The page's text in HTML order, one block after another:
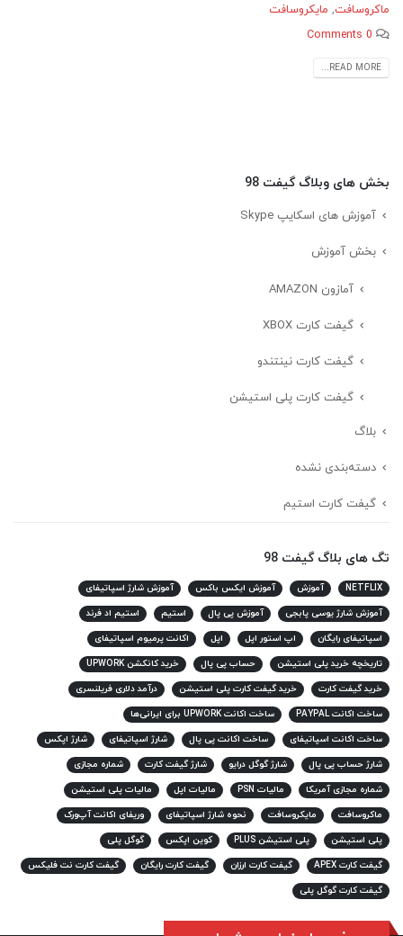
ماکروسافت, مایکروسافت
0 Comments
READ MORE...
بخش های وبلاگ گیفت 98
آموزش های اسکایپ Skype
بخش آموزش
آمازون AMAZON
گیفت کارت XBOX
گیفت کارت نینتندو
گیفت کارت پلی استیشن
بلاگ
دسته‌بندی نشده
گیفت کارت استیم
تگ های بلاگ گیفت 98
NETFLIX آموزش آموزش ایکس باکس
آموزش شارژ اسپاتیفای
آموزش شارژ یوسی پابجی
آموزش پی پال استیم
استیم اد فرند
اسپاتیفای رایگان
اپ استور اپل اپل
اکانت پرمیوم اسپاتیفای
تاریخچه خرید پلی استیشن
حساب پی پال
خرید کانکشن UPWORK
خرید گیفت کارت
خرید گیفت کارت پلی استیشن
درآمد دلاری فریلنسری
ساخت اکانت PAYPAL
ساخت اکانت UPWORK برای ایرانی‌ها
ساخت اکانت اسپاتیفای
ساخت اکانت پی پال شارژ اسپاتیفای
شارژ اپکس
شارژ حساب پی پال
شارژ گوگل درایو شارژ گیفت کارت
شماره مجازی
شماره مجازی آمریکا
مالیات PSN مالیات اپل
مالیات پلی استیشن
ماکروسافت
مایکروسافت نحوه شارژ اسپاتیفای
وریفای اکانت آپ‌ورک
پلی استیشن
پلی استیشن PLUS کوین اپکس
گوگل پلی
گیفت کارت APEX
گیفت کارت ارزان گیفت کارت رایگان
گیفت کارت نت فلیکس
گیفت کارت گوگل پلی